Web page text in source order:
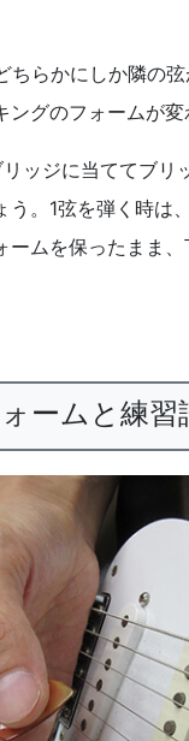
ちらかにしか隣の
ングのフォームが
ッジに当ててブリ
う。1弦を弾く時
ムを保ったまま
ームと練習